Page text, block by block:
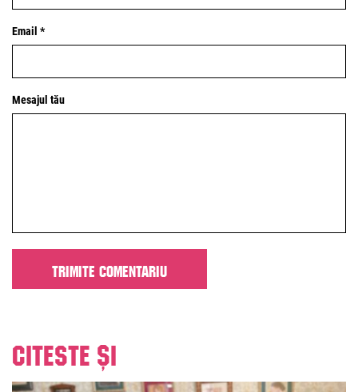
Email *
Mesajul tău
Citeste și